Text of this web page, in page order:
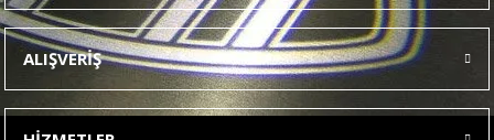
Ürün resmi kalitesiz, bozuk veya görüntülenemiyor.
Ürün açıklamasında eksik bilgiler bulunuyor.
Ürün bilgilerinde hatalar bulunuyor.
ALIŞVERİŞ